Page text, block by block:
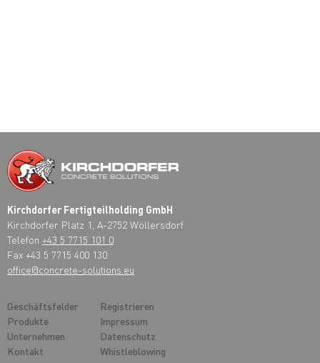
Kirchdorfer Fertigteilholding GmbH
Kirchdorfer Platz 1, A-2752 Wöllersdorf
Telefon +43 5 7715 101 0
Fax +43 5 7715 400 130
office@concrete-solutions.eu
Geschäftsfelder
Produkte
Unternehmen
Kontakt
Registrieren
Impressum
Datenschutz
Whistleblowing